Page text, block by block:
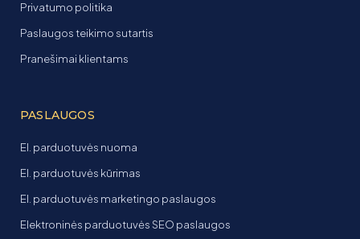
Privatumo politika
Paslaugos teikimo sutartis
Pranešimai klientams
PASLAUGOS
El. parduotuvės nuoma
El. parduotuvės kūrimas
El. parduotuvės marketingo paslaugos
Elektroninės parduotuvės SEO paslaugos